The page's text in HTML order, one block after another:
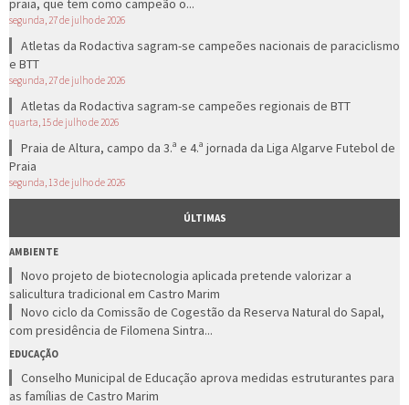
praia, que tem como campeão o...
segunda, 27 de julho de 2026
Atletas da Rodactiva sagram-se campeões nacionais de paraciclismo
e BTT
segunda, 27 de julho de 2026
Atletas da Rodactiva sagram-se campeões regionais de BTT
quarta, 15 de julho de 2026
Praia de Altura, campo da 3.ª e 4.ª jornada da Liga Algarve Futebol de
Praia
segunda, 13 de julho de 2026
ÚLTIMAS
AMBIENTE
Novo projeto de biotecnologia aplicada pretende valorizar a
salicultura tradicional em Castro Marim
Novo ciclo da Comissão de Cogestão da Reserva Natural do Sapal,
com presidência de Filomena Sintra...
EDUCAÇÃO
Conselho Municipal de Educação aprova medidas estruturantes para
as famílias de Castro Marim